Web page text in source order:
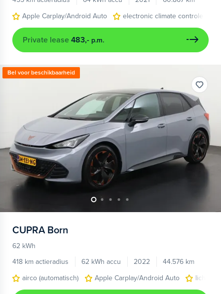
Apple Carplay/Android Auto
electronic climate controle
Private lease 483,- p.m.
Bel voor beschikbaarheid
CUPRA Born
62 kWh
418 km actieradius
62 kWh accu 2022
44.576 km
airco (automatisch)
Apple Carplay/Android Auto